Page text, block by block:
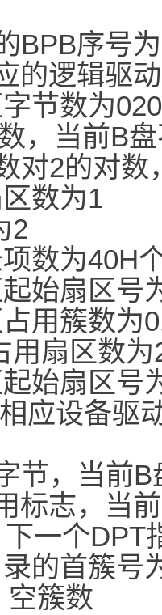
BPB序号
的逻辑驱
节数为
，当前B
对2的对
数为1
2
数为40H
始扇区号
用簇数为
用扇区数为
始扇区号
应设备驱
节，当前
标志，当
一个DPT
的首簇号
空簇数